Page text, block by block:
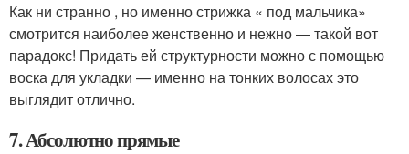
Как ни странно , но именно стрижка « под мальчика»
смотрится наиболее женственно и нежно — такой вот
парадокс! Придать ей структурности можно с помощью
воска для укладки — именно на тонких волосах это
выглядит отлично.
7. Абсолютно прямые